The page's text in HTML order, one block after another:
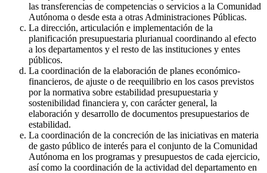
las transferencias de competencias o servicios a la Comunidad
Autónoma o desde esta a otras Administraciones Públicas.
La dirección, articulación e implementación de la
planificación presupuestaria plurianual coordinando al efecto
a los departamentos y el resto de las instituciones y entes
públicos.
La coordinación de la elaboración de planes económico-
financieros, de ajuste o de reequilibrio en los casos previstos
por la normativa sobre estabilidad presupuestaria y
sostenibilidad financiera y, con carácter general, la
elaboración y desarrollo de documentos presupuestarios de
estabilidad.
La coordinación de la concreción de las iniciativas en materia
de gasto público de interés para el conjunto de la Comunidad
Autónoma en los programas y presupuestos de cada ejercicio,
así como la coordinación de la actividad del departamento en